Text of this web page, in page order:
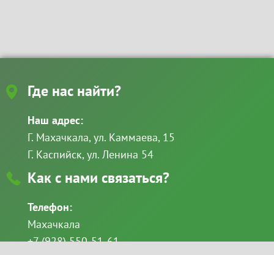
Где нас найти?
Наш адрес:
Г. Махачкала, ул. Каммаева, 15
Г. Каспийск, ул. Ленина 54
Как с нами связаться?
Телефон:
Махачкала
+7 (928) 550-51-61